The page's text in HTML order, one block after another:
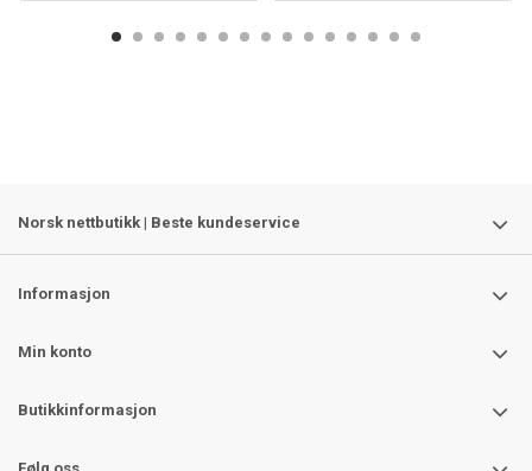
Norsk nettbutikk | Beste kundeservice
Informasjon
Min konto
Butikkinformasjon